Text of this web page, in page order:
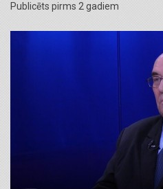
Publicēts pirms 2 gadiem